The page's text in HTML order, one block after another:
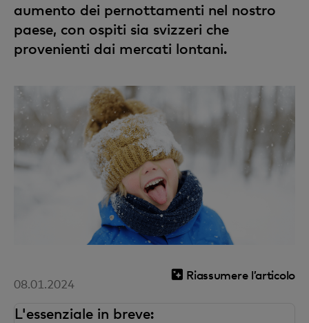
aumento dei pernottamenti nel nostro
paese, con ospiti sia svizzeri che
provenienti dai mercati lontani.
Riassumere l’articolo
08.01.2024
L'essenziale in breve: